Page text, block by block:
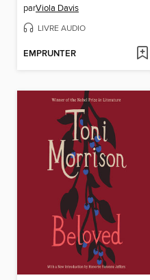
parViola Davis
LIVRE AUDIO
EMPRUNTER